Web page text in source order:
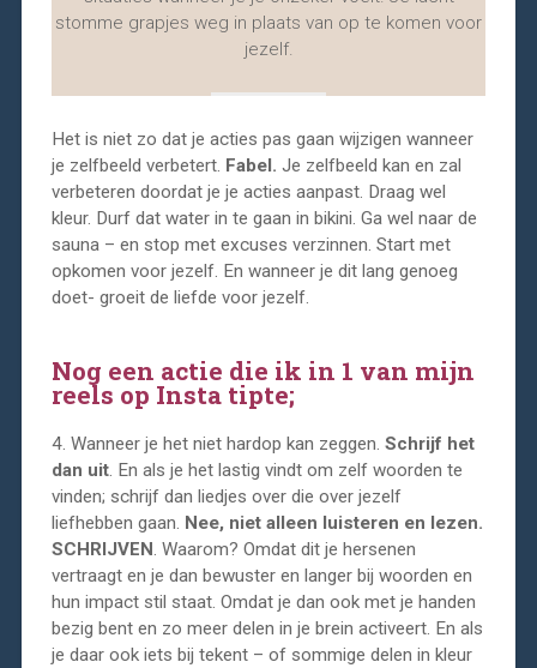
stomme grapjes weg in plaats van op te komen voor
jezelf.
Het is niet zo dat je acties pas gaan wijzigen wanneer
je zelfbeeld verbetert. Fabel. Je zelfbeeld kan en zal
verbeteren doordat je je acties aanpast. Draag wel
kleur. Durf dat water in te gaan in bikini. Ga wel naar de
sauna – en stop met excuses verzinnen. Start met
opkomen voor jezelf. En wanneer je dit lang genoeg
doet- groeit de liefde voor jezelf.
Nog een actie die ik in 1 van mijn
reels op Insta tipte;
4. Wanneer je het niet hardop kan zeggen. Schrijf het
dan uit. En als je het lastig vindt om zelf woorden te
vinden; schrijf dan liedjes over die over jezelf
liefhebben gaan. Nee, niet alleen luisteren en lezen.
SCHRIJVEN. Waarom? Omdat dit je hersenen
vertraagt en je dan bewuster en langer bij woorden en
hun impact stil staat. Omdat je dan ook met je handen
bezig bent en zo meer delen in je brein activeert. En als
je daar ook iets bij tekent – of sommige delen in kleur